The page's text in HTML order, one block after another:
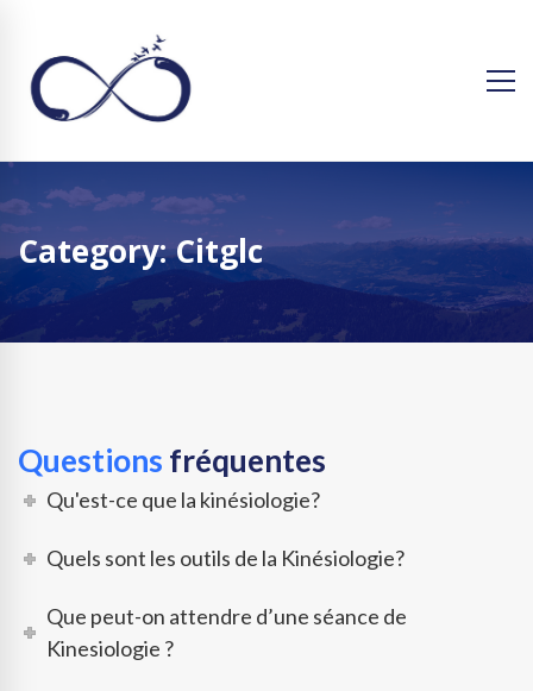
Category: Citglc
Questions fréquentes
Qu'est-ce que la kinésiologie?
Quels sont les outils de la Kinésiologie?
Que peut-on attendre d’une séance de
Kinesiologie ?